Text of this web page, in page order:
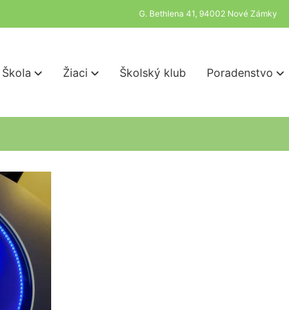
G. Bethlena 41, 94002 Nové Zámky
Škola Žiaci Školský klub Poradenstvo